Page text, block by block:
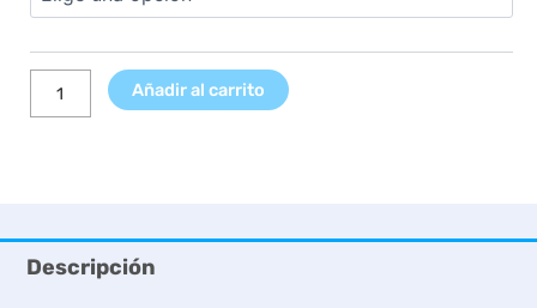
7,99 €
hasta
9,99 €
nube
azul
Añadir al carrito
Descripción